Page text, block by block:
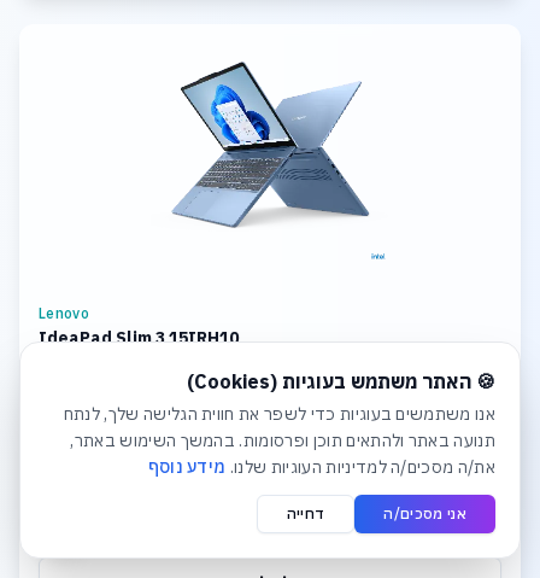
Lenovo
IdeaPad Slim 3 15IRH10
Memory: 8GB Soldered DDR5-4800 + 16GB SODIMM DDR5-4800
₪4,381
לפרטים והצעת מחיר
חלונית עוגיות נפתחה אוטומטית. לסגירה יש ללחוץ על כפתור
🍪 האתר משתמש בעוגיות (Cookies)
אנו משתמשים בעוגיות כדי לשפר את חווית הגלישה שלך, לנתח
תנועה באתר ולהתאים תוכן ופרסומות. בהמשך השימוש באתר,
את/ה מסכים/ה למדיניות העוגיות שלנו. מידע נוסף
אני מסכים/ה דחייה